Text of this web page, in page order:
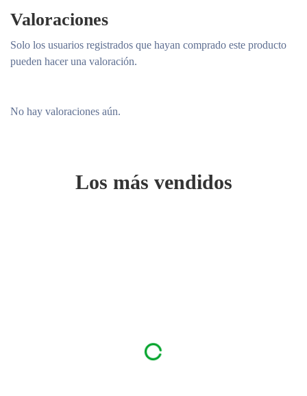
Valoraciones
No hay valoraciones aún.
Solo los usuarios registrados que hayan comprado este producto
pueden hacer una valoración.
Los más vendidos